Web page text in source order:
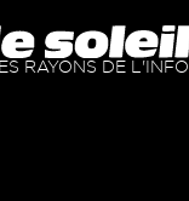
RAYONS DE L'INFO